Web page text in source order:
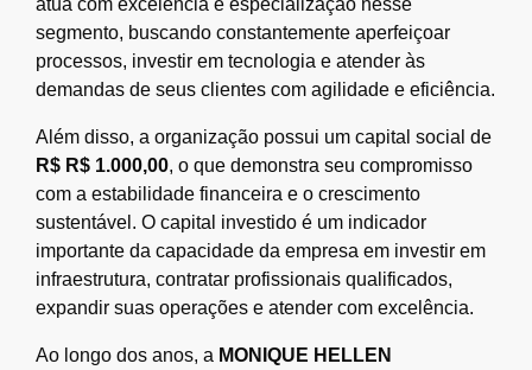
segmento, buscando constantemente aperfeiçoar
processos, investir em tecnologia e atender às
demandas de seus clientes com agilidade e eficiência.
Além disso, a organização possui um capital social de
R$ R$ 1.000,00, o que demonstra seu compromisso
com a estabilidade financeira e o crescimento
sustentável. O capital investido é um indicador
importante da capacidade da empresa em investir em
infraestrutura, contratar profissionais qualificados,
expandir suas operações e atender com excelência.
Ao longo dos anos, a MONIQUE HELLEN